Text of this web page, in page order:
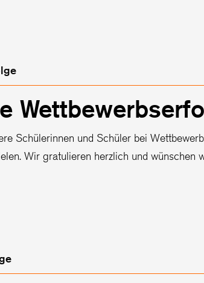
Schülerinnen und Schüler bei
Wir gratulieren herzlich und wünschen